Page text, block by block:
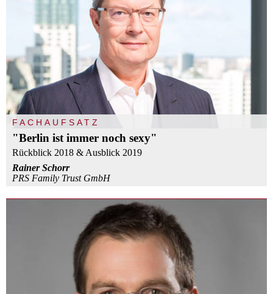
FACHAUFSATZ
"Berlin ist immer noch sexy"
Rückblick 2018 & Ausblick 2019
Rainer Schorr
PRS Family Trust GmbH